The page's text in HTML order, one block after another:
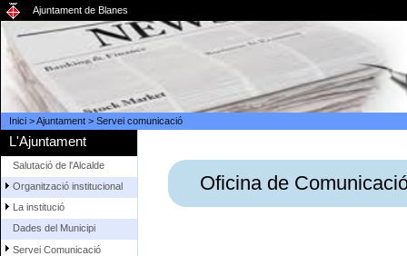
Ajuntament de Blanes
Inici>Ajuntament> Servei comunicació
L'Ajuntament
Salutació de l'Alcalde
Organització institucional
La institució
Dades del Municipi
Servei Comunicació
Oficina de